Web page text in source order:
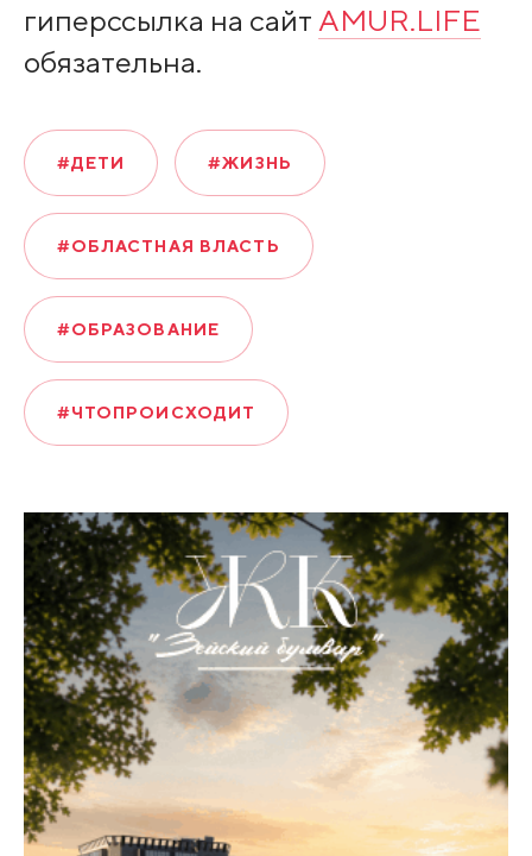
гиперссылка на сайт AMUR.LIFE
обязательна.
#ДЕТИ #ЖИЗНЬ
#ОБЛАСТНАЯ ВЛАСТЬ
#ОБРАЗОВАНИЕ
#ЧТОПРОИСХОДИТ